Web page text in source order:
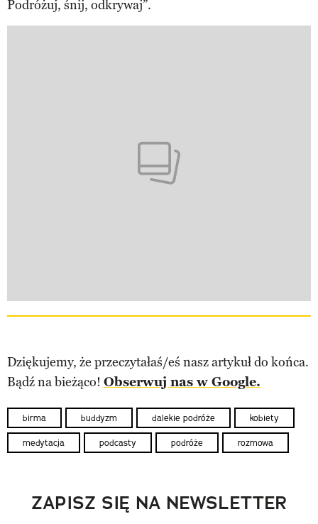
Podróżuj, śnij, odkrywaj”.
Dziękujemy, że przeczytałaś/eś nasz artykuł do końca.
Bądź na bieżąco! Obserwuj nas w Google.
birma buddyzm dalekie podróże kobiety
medytacja podcasty podróże rozmowa
ZAPISZ SIĘ NA NEWSLETTER